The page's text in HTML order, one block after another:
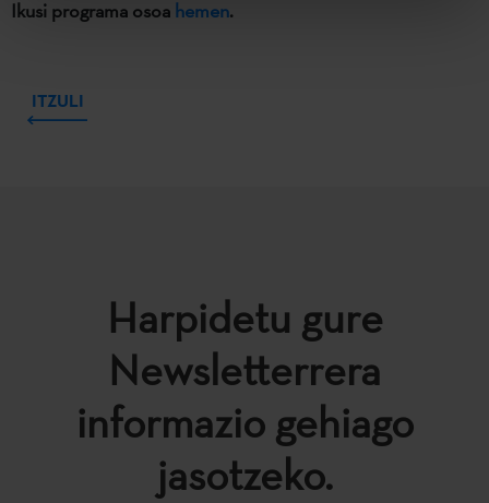
Ikusi programa osoa hemen.
ITZULI
Harpidetu gure
Newsletterrera
informazio gehiago
jasotzeko.